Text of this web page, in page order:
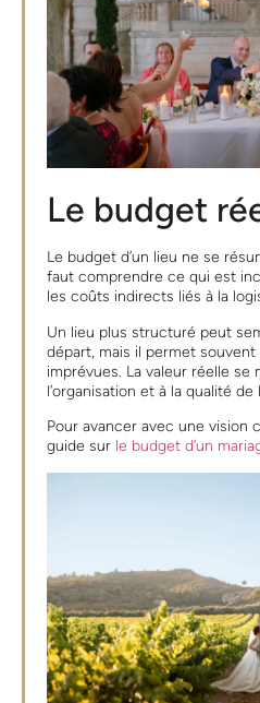
Le budget
Le budget d’un lieu ne se
faut comprendre ce qui est
les coûts indirects liés à la
Un lieu plus structuré peut
départ, mais il permet souvent
imprévues. La valeur réelle se
l’organisation et à la qualité de
Pour avancer avec une vision
guide sur le budget d’un